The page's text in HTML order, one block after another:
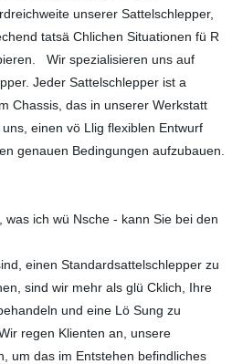
unserer Sattelschlepper,
tatsä Chlichen Situationen fü R
Wir spezialisieren uns auf
Jeder Sattelschlepper ist a
Chassis, das in unserer Werkstatt
einen vö Llig flexiblen Entwurf
genauen Bedingungen aufzubauen.
was ich wü Nsche - kann Sie bei den
einen Standardsattelschlepper zu
sind wir mehr als glü Cklich, Ihre
und eine Lö Sung zu
regen Klienten an, unsere
um das im Entstehen befindliches